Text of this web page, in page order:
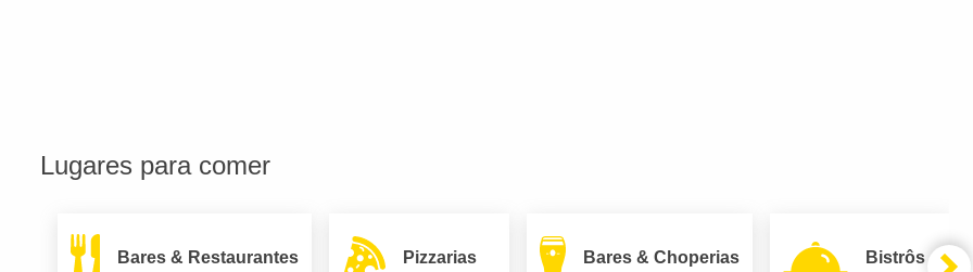
Lugares para comer
Bares & Restaurantes Pizzarias Bares & Choperias Bistrôs